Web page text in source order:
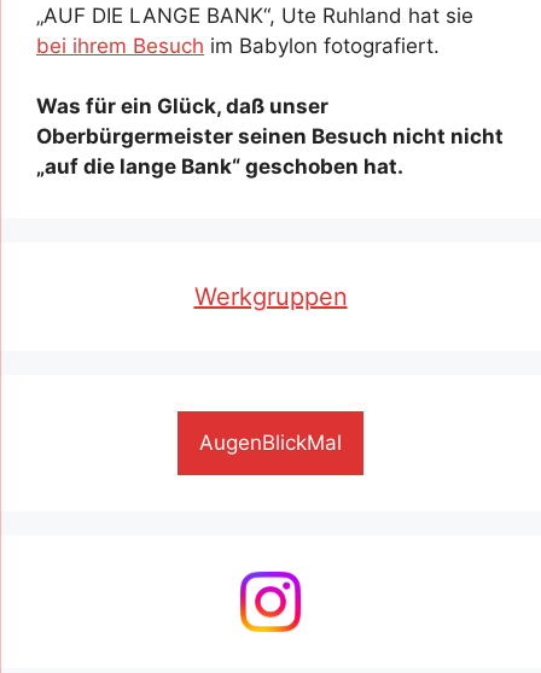
„AUF DIE LANGE BANK“, Ute Ruhland hat sie
bei ihrem Besuch im Babylon fotografiert.
Was für ein Glück, daß unser
Oberbürgermeister seinen Besuch nicht nicht
„auf die lange Bank“ geschoben hat.
Werkgruppen
AugenBlickMal